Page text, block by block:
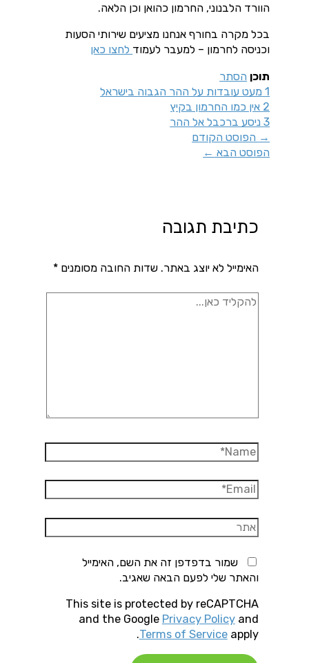
הוורד הלבנוני, החרמון כהואן וכן הלאה.
בכל מקרה בחורף אנחנו מציעים שירותי הסעות
וכניסה לחרמון – למעבר לעמוד לחצו כאן
תוכן הסתר
1 מעט עובדות על ההר הגבוה בישראל
2 אין כמו החרמון בקיץ
3 ניסע ברכבל אל ההר
→ הפוסט הקודם
הפוסט הבא ←
כתיבת תגובה
האימייל לא יוצג באתר. שדות החובה מסומנים*
להקליד
Name*
Email*
אתר
שמור בדפדפן זה את השם, האימייל
והאתר שלי לפעם הבאה שאגיב.
This site is protected by reCAPTCHA
and the Google Privacy Policyand
Terms of Serviceapply.